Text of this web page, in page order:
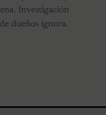
Investigación
dueños ignora.